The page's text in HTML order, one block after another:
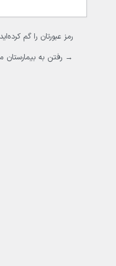
رمز عبورتان را گم
→ رفتن به بیمارستان